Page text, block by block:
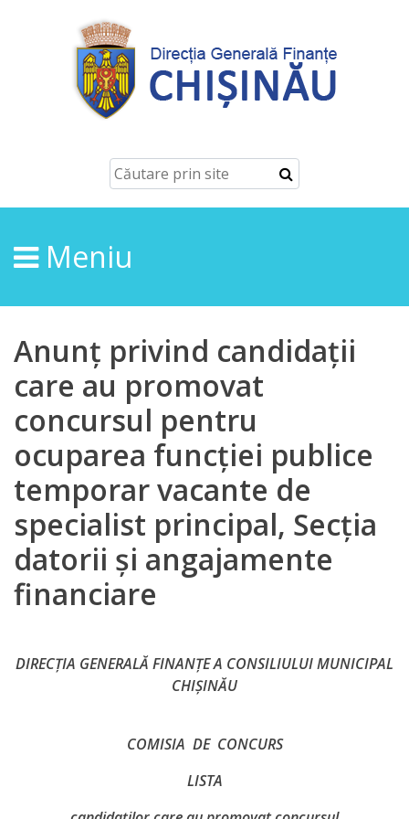
Despre
Conducerea
Structura
Direcţia
ordin
economic
Direcția
finanțe
de
ordin
social
Direcția
şi
financiare
Meniu
Anunț privind candidații
care au promovat
concursul pentru
ocuparea funcției publice
temporar vacante de
specialist principal, Secția
datorii și angajamente
financiare
DIRECŢIA GENERALĂ FINANŢE A CONSILIULUI MUNICIPAL
CHIŞINĂU
COMISIA DE CONCURS
LISTA